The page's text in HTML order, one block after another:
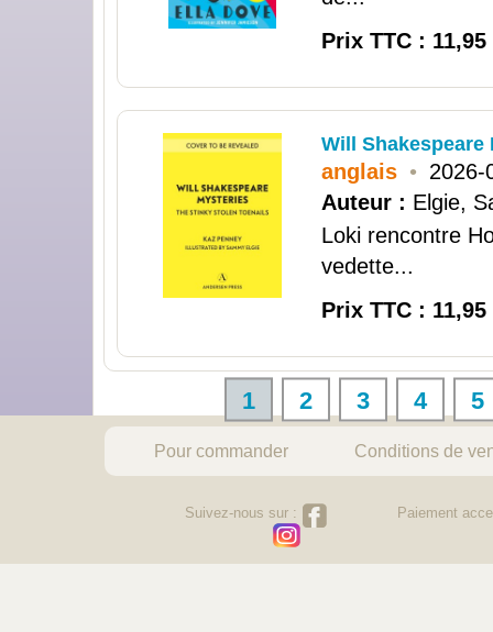
Prix TTC : 11,95
Will Shakespeare
anglais • 2026-
Auteur : Elgie,
Loki rencontre
vedette...
Prix TTC : 11,95
1 2 3 4 5
Pour commander Conditions de
Suivez-nous sur : Paiement